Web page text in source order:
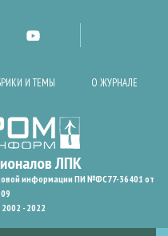
И ТЕМЫ О ЖУРНАЛЕ
информации ПИ №ФС77-36401 от
- 2022